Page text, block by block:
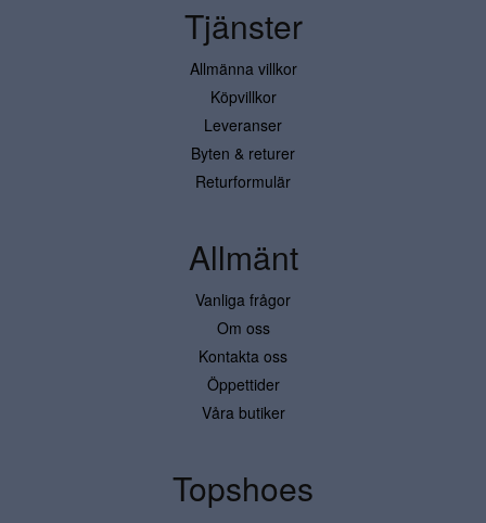
Tjänster
Allmänna villkor
Köpvillkor
Leveranser
Byten & returer
Returformulär
Allmänt
Vanliga frågor
Om oss
Kontakta oss
Öppettider
Våra butiker
Topshoes